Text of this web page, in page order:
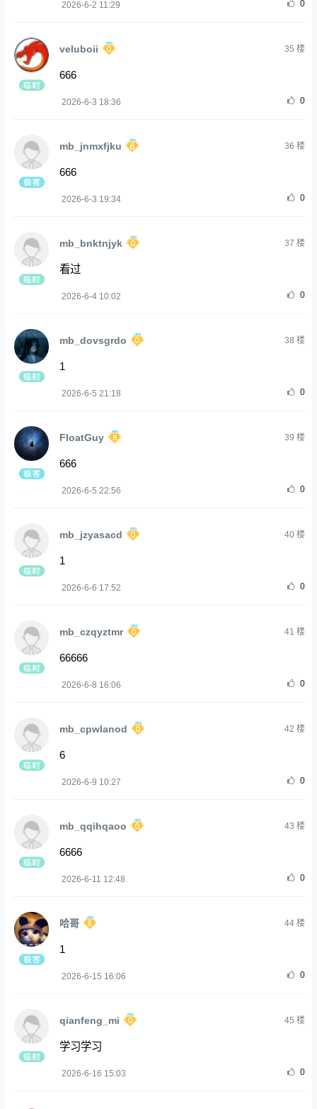
2026-6-2 11:29 0
veluboii 35 楼
666
2026-6-3 18:36 0
mb_jnmxfjku 36 楼
666
2026-6-3 19:34 0
mb_bnktnjyk 37 楼
看过
2026-6-4 10:02 0
mb_dovsgrdo 38 楼
1
2026-6-5 21:18 0
FloatGuy 39 楼
666
2026-6-5 22:56 0
mb_jzyasacd 40楼
1
2026-6-6 17:52 0
mb_czqyztmr 41 楼
66666
2026-6-8 16:06 0
mb_cpwlanod 42 楼
6
2026-6-9 10:27 0
mb_qqihqaoo 43 楼
6666
2026-6-11 12:48 0
哈哥 44楼
1
2026-6-15 16:06 0
qianfeng_mi 45 楼
学习学习
2026-6-16 15:03 0